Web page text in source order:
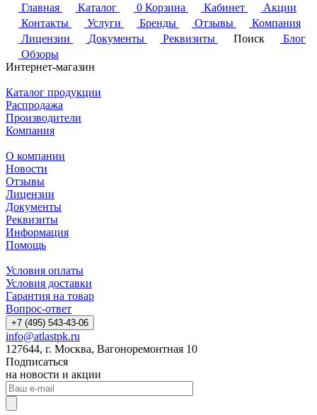
Главная Каталог 0 Корзина Кабинет
Акции
Контакты
Услуги Бренды Отзывы
Компания
Лицензии
Документы Реквизиты Поиск
Блог
Обзоры
Интернет-магазин
Каталог продукции
Распродажа
Производители
Компания
О компании
Новости
Отзывы
Лицензии
Документы
Реквизиты
Информация
Помощь
Условия оплаты
Условия доставки
Гарантия на товар
Вопрос-ответ
+7 (495) 543-43-06
info@atlastpk.ru
127644, г. Москва, Вагоноремонтная 10
Подписаться
на новости и акции